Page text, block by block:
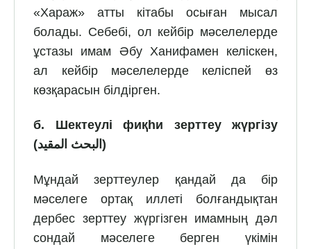
«Хараж» атты кітабы осыған мысал
болады. Себебі, ол кейбір мәселелерде
ұстазы имам Әбу Ханифамен келіскен,
ал кейбір мәселелерде келіспей өз
көзқарасын білдірген.
б. Шектеулі фиқһи зерттеу жүргізу
(البحث المقيد)
Мұндай зерттеулер қандай да бір
мәселеге ортақ иллеті болғандықтан
дербес зерттеу жүргізген имамның дәл
сондай мәселеге берген үкімін